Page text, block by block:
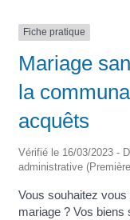
Fiche pratique
Mariage
la
acquêts
Vérifié le 16/03/2023 -
administrative
Vous souhaitez
mariage ? Vos biens